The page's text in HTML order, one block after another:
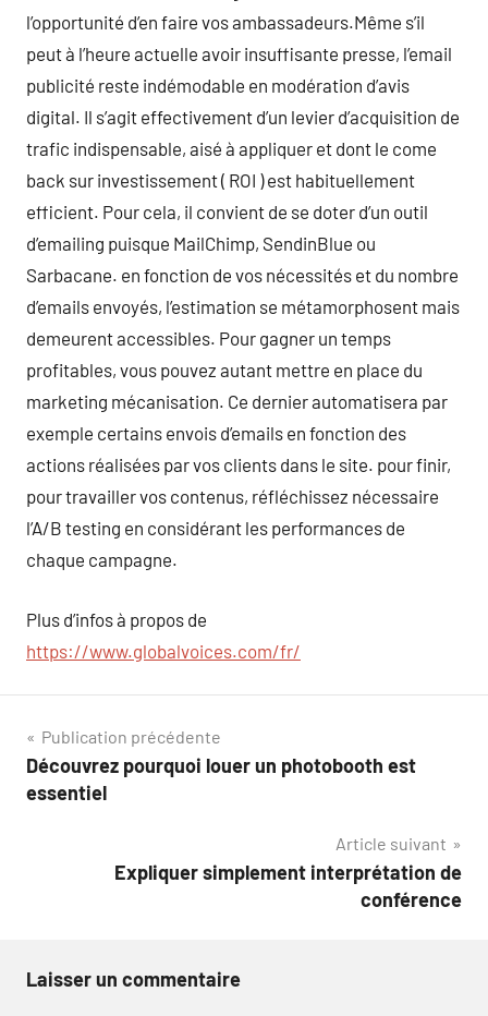
l’opportunité d’en faire vos ambassadeurs.Même s’il
peut à l’heure actuelle avoir insuffisante presse, l’email
publicité reste indémodable en modération d’avis
digital. Il s’agit effectivement d’un levier d’acquisition de
trafic indispensable, aisé à appliquer et dont le come
back sur investissement ( ROI ) est habituellement
efficient. Pour cela, il convient de se doter d’un outil
d’emailing puisque MailChimp, SendinBlue ou
Sarbacane. en fonction de vos nécessités et du nombre
d’emails envoyés, l’estimation se métamorphosent mais
demeurent accessibles. Pour gagner un temps
profitables, vous pouvez autant mettre en place du
marketing mécanisation. Ce dernier automatisera par
exemple certains envois d’emails en fonction des
actions réalisées par vos clients dans le site. pour finir,
pour travailler vos contenus, réfléchissez nécessaire
l’A/B testing en considérant les performances de
chaque campagne.
Plus d’infos à propos de
https://www.globalvoices.com/fr/
Navigation
de
Publication précédente
Découvrez pourquoi louer un photobooth est
essentiel
Article suivant
Expliquer simplement interprétation de
conférence
Laisser un commentaire